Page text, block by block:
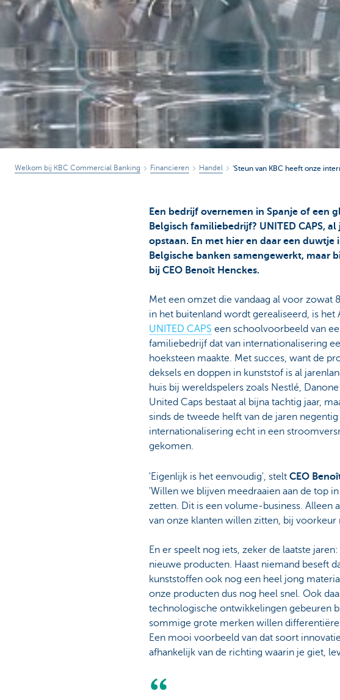
Welkom bij KBC Commercial Banking Financieren Handel 'Steun van KBC heeft onze
Een bedrijf overnemen in Spanje of een
Belgisch familiebedrijf? UNITED CAPS,
opstaan. En met hier en daar een
Belgische banken samengewerkt, maar
bij CEO Benoît Henckes.
Met een omzet die vandaag al voor zowat
in het buitenland wordt gerealiseerd, is het
UNITED CAPS een schoolvoorbeeld van
familiebedrijf dat van internationalisering
hoeksteen maakte. Met succes, want de
deksels en doppen in kunststof is al
huis bij wereldspelers zoals Nestlé, Danone
United Caps bestaat al bijna tachtig jaar,
sinds de tweede helft van de jaren negentig
internationalisering echt in een
gekomen.
'Eigenlijk is het eenvoudig', stelt CEO
'Willen we blijven meedraaien aan de top
zetten. Dit is een volume-business.
van onze klanten willen zitten, bij
En er speelt nog iets, zeker de laatste
nieuwe producten. Haast niemand beseft
kunststoffen ook nog een heel jong
onze producten dus nog heel snel. Ook
technologische ontwikkelingen gebeuren
sommige grote merken willen
Een mooi voorbeeld van dat soort
afhankelijk van de richting waarin je giet,